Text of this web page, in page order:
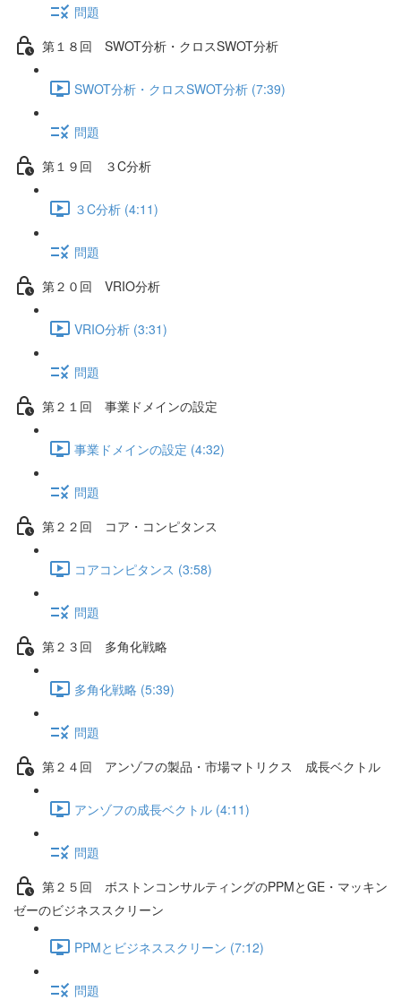
問題
第１８回 SWOT分析・クロスSWOT分析
SWOT分析・クロスSWOT分析 (7:39)
問題
第１９回 ３C分析
３C分析 (4:11)
問題
第２０回 VRIO分析
VRIO分析 (3:31)
問題
第２１回 事業ドメインの設定
事業ドメインの設定 (4:32)
問題
第２２回 コア・コンピタンス
コアコンピタンス (3:58)
問題
第２３回 多角化戦略
多角化戦略 (5:39)
問題
第２４回 アンゾフの製品・市場マトリクス 成長ベクトル
アンゾフの成長ベクトル (4:11)
問題
第２５回 ボストンコンサルティングのPPMとGE・マッキン
ゼーのビジネススクリーン
PPMとビジネススクリーン (7:12)
問題